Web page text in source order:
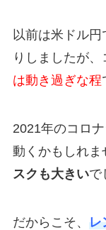
以前は米ドル
りしましたが
は動き過ぎな程
2021年のコロ
動くかもしれま
スクも大きいで
だからこそ、 レ